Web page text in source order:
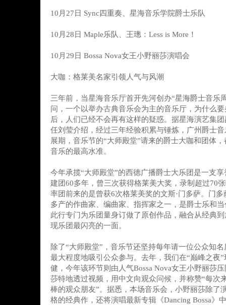
10月27日 Sync四重奏、星海音乐学院爵士乐队
10月28日 Maple乐队、王璁：Less is More！
10月29日 Bossa Nova女王小野丽莎演唱会
大咖：格莱美名家引领人气与风潮
三年前，当星海音乐厅首开先河创办“星海爵士音乐
问，一个以举办古典音乐会为主的音乐厅，为什么
后，人们已经不会再有这样的疑惑。据星海演艺集
任刘莹介绍，经过三年经验积累与锤炼，广州爵士
展期，音乐节的“大师殿堂”请来的爵士大咖和团体
音乐的最高水准。
今年承揽“大师殿堂”的西德广播爵士大乐团是一支
建团60多年，曾三次获得格莱美大奖，录制超过70
率团前来的是曾获6次格莱美奖的文斯·门多萨。门
多产的作曲家、编曲家、指挥家之一，是爵士乐和
此行专门为乐团量身订做了原创作品，融合从经典
现乐团最闪亮的一面。
除了“大师殿堂”，音乐节还坚持每年请一位公众知
最大程度地吸引公众参与。去年，我们在“巅峰之夜
健，今年该环节则由人气Bossa Nova女王小野丽莎
莎特地透过视频，用中文向观众问候，并称赞“每次
棒的观众朋友”。据悉，本场音乐会，小野丽莎除了
格的经典作，还将演唱最新专辑《Dancing Bossa》